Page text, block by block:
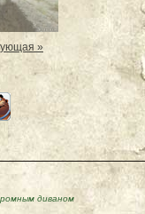
»
диваном